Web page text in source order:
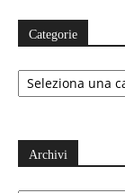
Categorie
Categorie
Archivi
Archivi